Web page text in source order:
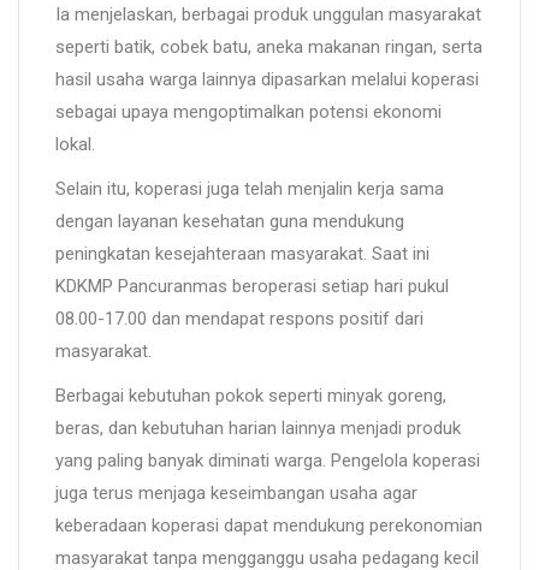
Ia menjelaskan, berbagai produk unggulan masyarakat
seperti batik, cobek batu, aneka makanan ringan, serta
hasil usaha warga lainnya dipasarkan melalui koperasi
sebagai upaya mengoptimalkan potensi ekonomi
lokal.
Selain itu, koperasi juga telah menjalin kerja sama
dengan layanan kesehatan guna mendukung
peningkatan kesejahteraan masyarakat. Saat ini
KDKMP Pancuranmas beroperasi setiap hari pukul
08.00-17.00 dan mendapat respons positif dari
masyarakat.
Berbagai kebutuhan pokok seperti minyak goreng,
beras, dan kebutuhan harian lainnya menjadi produk
yang paling banyak diminati warga. Pengelola koperasi
juga terus menjaga keseimbangan usaha agar
keberadaan koperasi dapat mendukung perekonomian
masyarakat tanpa mengganggu usaha pedagang kecil